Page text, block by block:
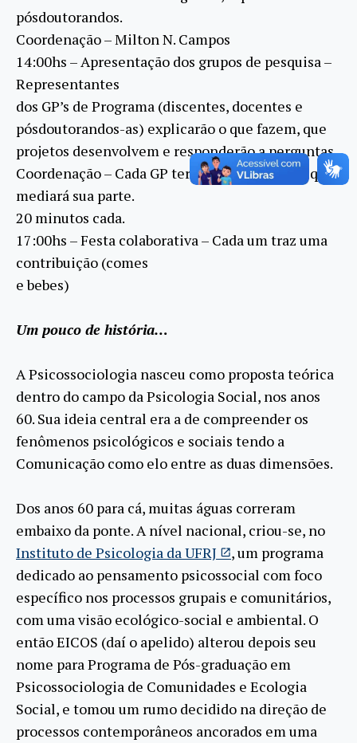
pósdoutorandos.
Coordenação – Milton N. Campos
14:00hs – Apresentação dos grupos de pesquisa –
Representantes
dos GP’s de Programa (discentes, docentes e
pósdoutorandos-as) explicarão o que fazem, que
projetos desenvolvem e responderão a perguntas.
Coordenação – Cada GP terá um coordenador que
mediará sua parte.
20 minutos cada.
17:00hs – Festa colaborativa – Cada um traz uma
contribuição (comes
e bebes)
Um pouco de história…
A Psicossociologia nasceu como proposta teórica
dentro do campo da Psicologia Social, nos anos
60. Sua ideia central era a de compreender os
fenômenos psicológicos e sociais tendo a
Comunicação como elo entre as duas dimensões.
Dos anos 60 para cá, muitas águas correram
embaixo da ponte. A nível nacional, criou-se, no
Instituto de Psicologia da UFRJ
, um programa
dedicado ao pensamento psicossocial com foco
específico nos processos grupais e comunitários,
com uma visão ecológico-social e ambiental. O
então EICOS (daí o apelido) alterou depois seu
nome para Programa de Pós-graduação em
Psicossociologia de Comunidades e Ecologia
Social, e tomou um rumo decidido na direção de
processos contemporâneos ancorados em uma